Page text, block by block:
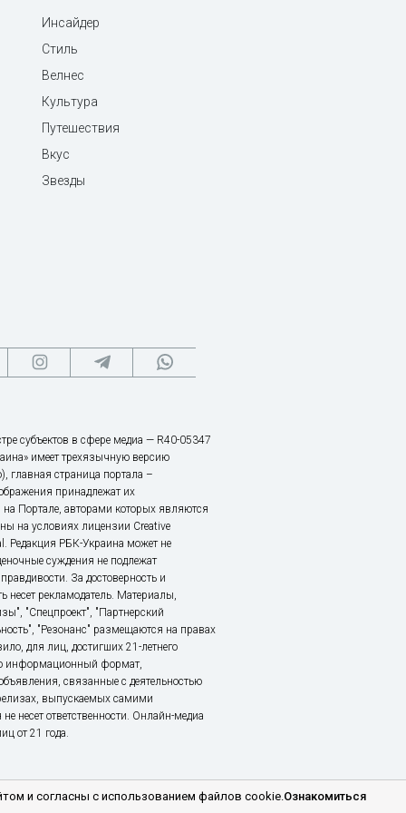
Инсайдер
Стиль
Велнес
Культура
Путешествия
Вкус
Звезды
субъектов в сфере медиа — R40-05347
имеет трехязычную версию
главная страница портала –
принадлежат их
Портале, авторами которых являются
на условиях лицензии Creative
Редакция РБК-Украина может не
суждения не подлежат
За достоверность и
несет рекламодатель. Материалы,
"Спецпроект", "Партнерский
"Резонанс" размещаются на правах
для лиц, достигших 21-летнего
информационный формат,
связанные с деятельностью
выпускаемых самими
несет ответственности. Онлайн-медиа
от 21 года.
и согласны с использованием файлов cookie.Ознакомиться